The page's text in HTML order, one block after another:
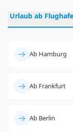
Urlaub ab
Ab Hamburg
Ab Frankfurt
Ab Berlin